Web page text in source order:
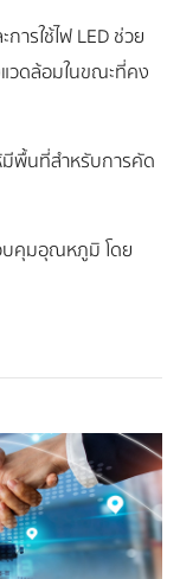
ารใช้ไฟ LED ช่วย
วดล้อมในขณะที่คง
พื้นที่สำหรับการคัด
บคุมอุณหภูมิ โดย